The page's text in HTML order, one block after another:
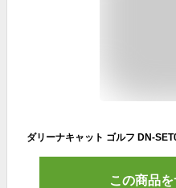
ダリーナキャット ゴルフ DN-
この商品